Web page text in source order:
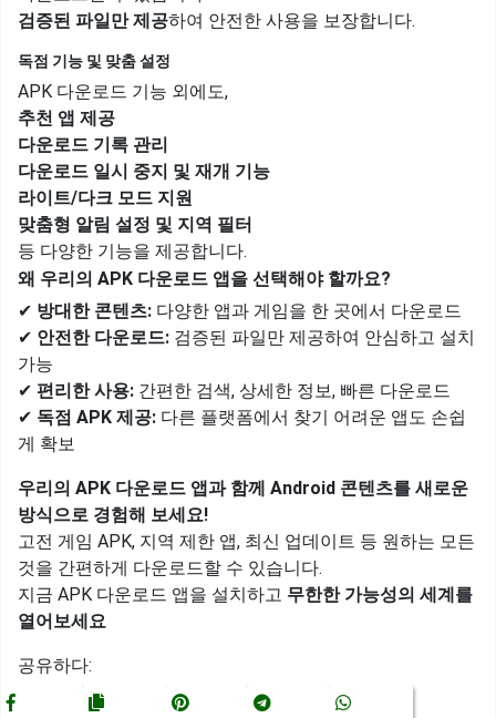
검증된 파일만 제공하여 안전한 사용을 보장합니다.
독점 기능 및 맞춤 설정
APK 다운로드 기능 외에도,
추천 앱 제공
다운로드 기록 관리
다운로드 일시 중지 및 재개 기능
라이트/다크 모드 지원
맞춤형 알림 설정 및 지역 필터
등 다양한 기능을 제공합니다.
왜 우리의 APK 다운로드 앱을 선택해야 할까요?
✔ 방대한 콘텐츠: 다양한 앱과 게임을 한 곳에서 다운로드
✔ 안전한 다운로드: 검증된 파일만 제공하여 안심하고 설치
가능
✔ 편리한 사용: 간편한 검색, 상세한 정보, 빠른 다운로드
✔ 독점 APK 제공: 다른 플랫폼에서 찾기 어려운 앱도 손쉽
게 확보
우리의 APK 다운로드 앱과 함께 Android 콘텐츠를 새로운
방식으로 경험해 보세요!
고전 게임 APK, 지역 제한 앱, 최신 업데이트 등 원하는 모든
것을 간편하게 다운로드할 수 있습니다.
지금 APK 다운로드 앱을 설치하고 무한한 가능성의 세계를
열어보세요
공유하다: